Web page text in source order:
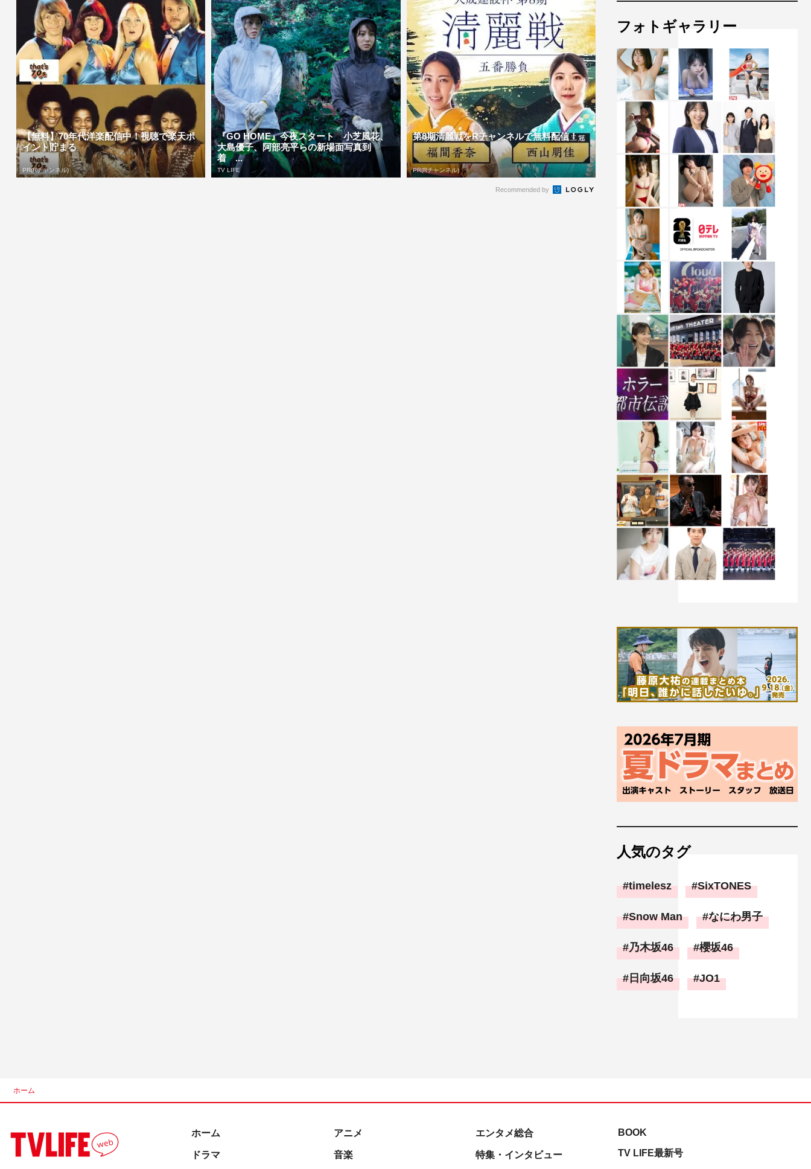
【無料】70年代洋楽配信中！視聴で楽天ポ
イント貯まる
PR(Rチャンネル)
『GO HOME』今夜スタート 小芝風花、
大島優子、阿部亮平らの新場面写真到
着 ...
TV LIFE
第8期清麗戦をRチャンネルで無料配信！
PR(Rチャンネル)
Recommended by
フォトギャラリー
人気のタグ
timelesz SixTONES
Snow Man なにわ男子
乃木坂46 櫻坂46
日向坂46 JO1
ホーム
ホーム
ドラマ
アニメ
音楽
エンタメ総合
特集・インタビュー
BOOK
TV LIFE最新号